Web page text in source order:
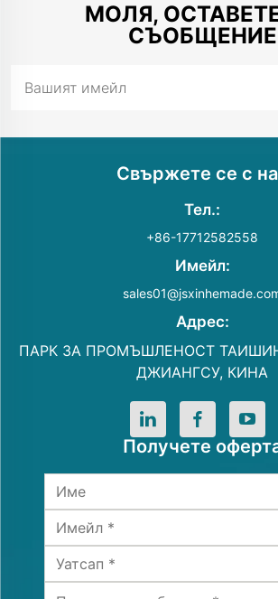
МОЛЯ,
СЪОБЩЕНИЕ
Свържете се с
Тел.:
+86-17712582558
Имейл:
Адрес:
ПАРК ЗА ПРОМЪШЛЕНОСТ
ДЖИАНГСУ, КИНА
Получете